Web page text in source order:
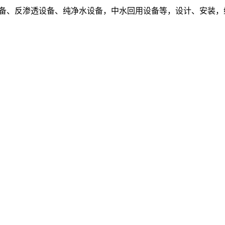
反渗透设备、纯净水设备，中水回用设备等，设计、安装，